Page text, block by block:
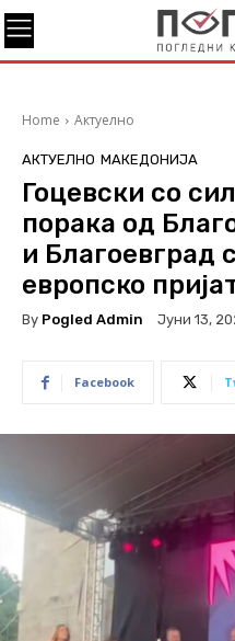
Home Актуелно
АКТУЕЛНО МАКЕДОНИЈА
Гоцевски со
порака од
и Благоевград
европско
By Pogled Admin Јуни 13,
Facebook